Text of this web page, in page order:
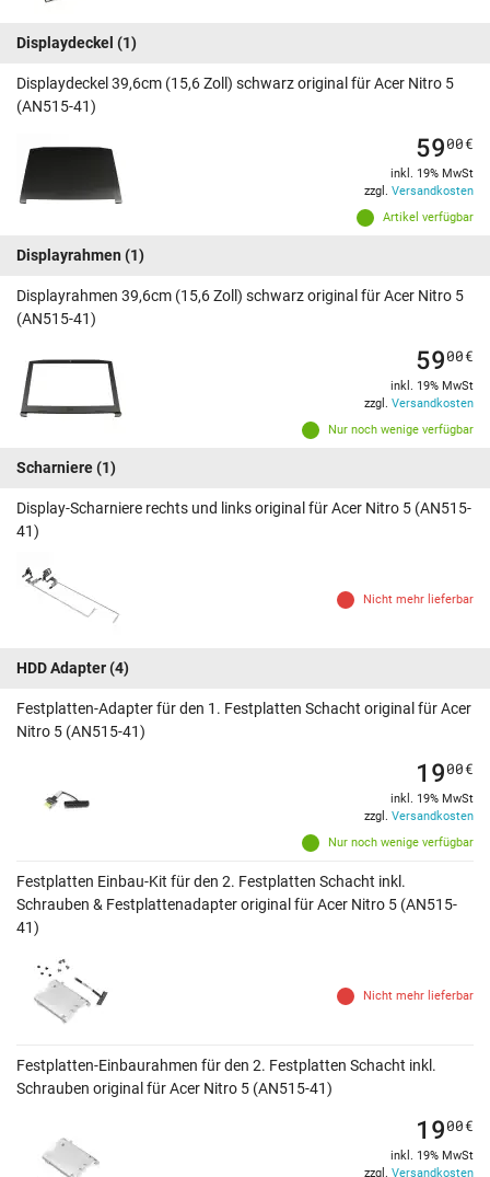
Displaydeckel (1)
Displaydeckel 39,6cm (15,6 Zoll) schwarz original für Acer Nitro 5
(AN515-41)
Artikel verfügbar
5900€
inkl. 19% MwSt
zzgl. Versandkosten
Displayrahmen (1)
Displayrahmen 39,6cm (15,6 Zoll) schwarz original für Acer Nitro 5
(AN515-41)
Nur noch wenige verfügbar
5900€
inkl. 19% MwSt
zzgl. Versandkosten
Scharniere(1)
Display-Scharniere rechts und links original für Acer Nitro 5 (AN515-
41)
Nicht mehr lieferbar
HDD Adapter(4)
Festplatten-Adapter für den 1. Festplatten Schacht original für Acer
Nitro 5 (AN515-41)
Nur noch wenige verfügbar
1900€
inkl. 19% MwSt
zzgl. Versandkosten
Festplatten Einbau-Kit für den 2. Festplatten Schacht inkl.
Schrauben & Festplattenadapter original für Acer Nitro 5 (AN515-
41)
Nicht mehr lieferbar
Festplatten-Einbaurahmen für den 2. Festplatten Schacht inkl.
Schrauben original für Acer Nitro 5 (AN515-41)
1900€
inkl. 19% MwSt
zzgl. Versandkosten